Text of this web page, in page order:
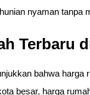
nyaman tanpa
Terbaru
bahwa
besar, harga